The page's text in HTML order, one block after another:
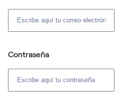
Contraseña